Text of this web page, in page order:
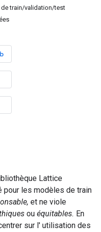
de train/validation/test
Lattice
pour les modèles de train
et ne viole
ou équitables. En
sur l' utilisation des